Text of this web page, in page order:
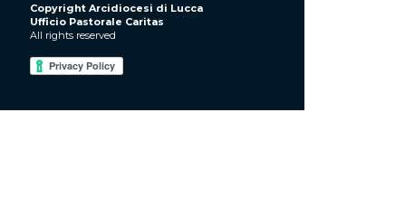
Copyright Arcidiocesi di Lucca
Ufficio Pastorale Caritas
All rights reserved